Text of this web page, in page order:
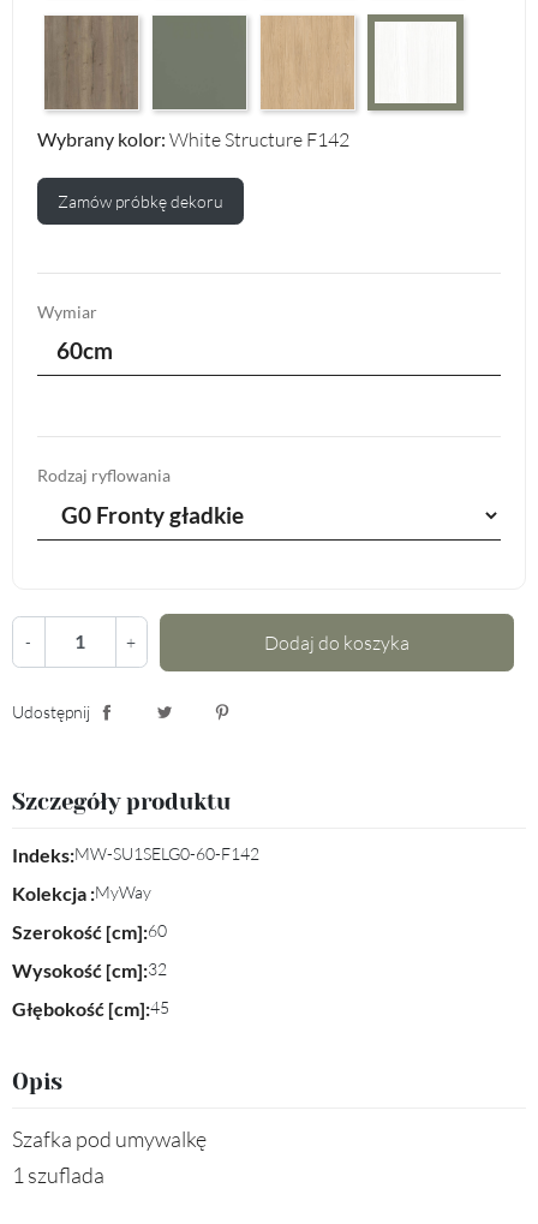
Casella Eiche Light F144
Wybrany kolor: White Structure F142
Zamów próbkę dekoru
Wymiar
60cm
Rodzaj ryflowania
- + Dodaj do koszyka
Udostępnij
Szczegóły produktu
Indeks:MW-SU1SELG0-60-F142
Kolekcja :MyWay
Szerokość [cm]:60
Wysokość [cm]:32
Głębokość [cm]:45
Opis
Szafka pod umywalkę
1 szuflada